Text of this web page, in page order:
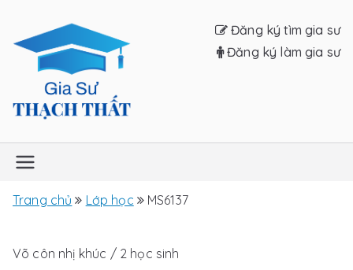
Thất
Đăng ký tìm gia sư
Đăng ký làm gia sư
Trang chủ Lớp học MS6137
Võ côn nhị khúc / 2 học sinh